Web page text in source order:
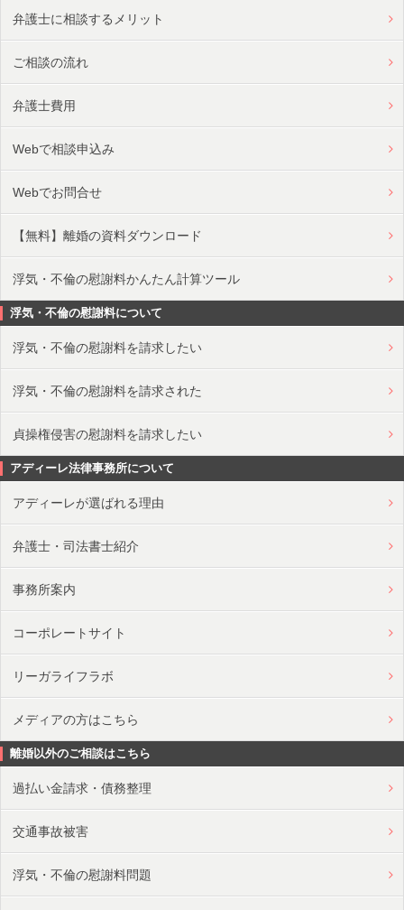
弁護士に相談するメリット
ご相談の流れ
弁護士費用
Webで相談申込み
Webでお問合せ
【無料】離婚の資料ダウンロード
浮気・不倫の慰謝料かんたん計算ツール
浮気・不倫の慰謝料について
浮気・不倫の慰謝料を請求したい
浮気・不倫の慰謝料を請求された
貞操権侵害の慰謝料を請求したい
アディーレ法律事務所について
アディーレが選ばれる理由
弁護士・司法書士紹介
事務所案内
コーポレートサイト
リーガライフラボ
メディアの方はこちら
離婚以外のご相談はこちら
過払い金請求・債務整理
交通事故被害
浮気・不倫の慰謝料問題